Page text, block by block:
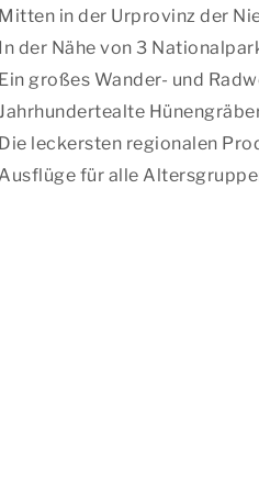
Mitten in der Urprovinz der
In der Nähe von 3
Ein großes Wander- und
Die leckersten regionalen
für alle